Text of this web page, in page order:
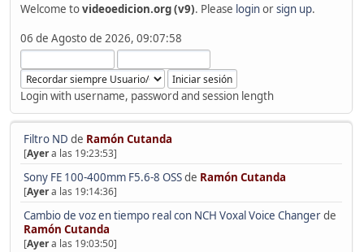
Welcome tovideoedicion.org (v9). Please loginorsign up.
06 de Agosto de 2026, 09:07:58
Login with username, password and session length
Filtro ND de Ramón Cutanda
[Ayera las 19:23:53]
Sony FE 100-400mm F5.6-8 OSSde Ramón Cutanda
[Ayera las 19:14:36]
Cambio de voz en tiempo real con NCH Voxal Voice Changerde
Ramón Cutanda
[Ayera las 19:03:50]